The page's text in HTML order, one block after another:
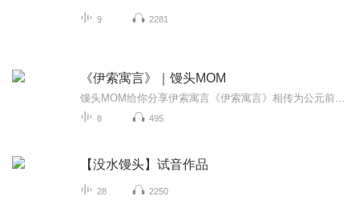
9 2281
《伊索寓言》｜馒头MOM
8 495
【没水馒头】试音作品
28 2250